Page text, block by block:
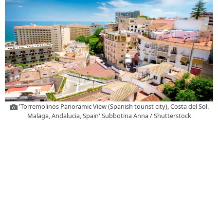
'Torremolinos Panoramic View (Spanish tourist city), Costa del Sol.
Malaga, Andalucia, Spain' Subbotina Anna / Shutterstock